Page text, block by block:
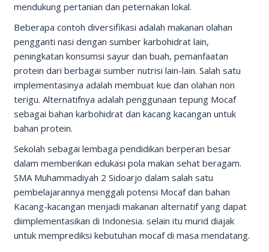
mendukung pertanian dan peternakan lokal.
Beberapa contoh diversifikasi adalah makanan olahan
pengganti nasi dengan sumber karbohidrat lain,
peningkatan konsumsi sayur dan buah, pemanfaatan
protein dari berbagai sumber nutrisi lain-lain. Salah satu
implementasinya adalah membuat kue dan olahan non
terigu. Alternatifnya adalah penggunaan tepung Mocaf
sebagai bahan karbohidrat dan kacang kacangan untuk
bahan protein.
Sekolah sebagai lembaga pendidikan berperan besar
dalam memberikan edukasi pola makan sehat beragam.
SMA Muhammadiyah 2 Sidoarjo dalam salah satu
pembelajarannya menggali potensi Mocaf dan bahan
Kacang-kacangan menjadi makanan alternatif yang dapat
diimplementasikan di Indonesia. selain itu murid diajak
untuk memprediksi kebutuhan mocaf di masa mendatang.